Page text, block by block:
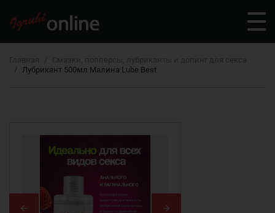
Лубрикант 500мл Малина Lube Best